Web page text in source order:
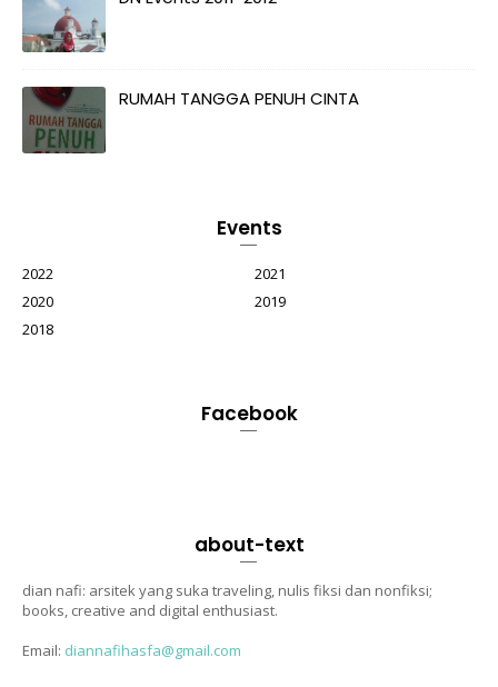
RUMAH TANGGA PENUH CINTA
Events
2022
2021
2020
2019
2018
Facebook
about-text
dian nafi: arsitek yang suka traveling, nulis fiksi dan nonfiksi;
books, creative and digital enthusiast.
Email: diannafihasfa@gmail.com